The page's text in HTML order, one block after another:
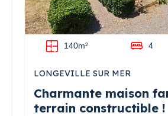
140m² 4
Charmante maison
terrain constructible !
LONGEVILLE SUR MER